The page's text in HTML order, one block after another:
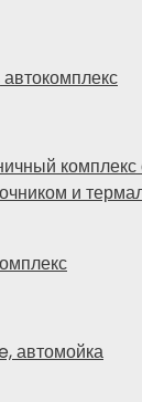
комплекс
и
автомойка